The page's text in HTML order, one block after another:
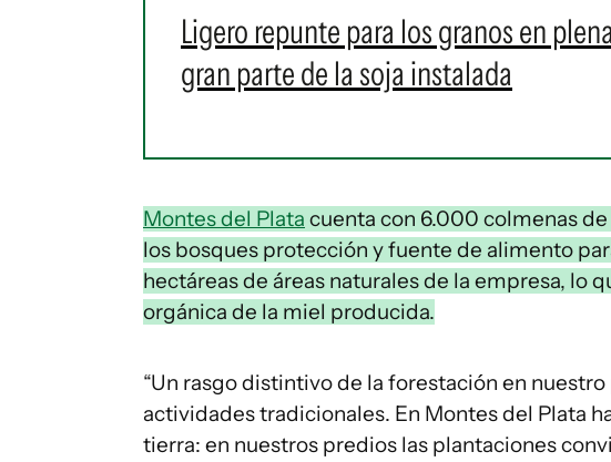
Ligero repunte para los granos en
gran parte de la soja instalada
Montes del Plata cuenta con 6.000 colmenas
los bosques protección y fuente de alimento
hectáreas de áreas naturales de la empresa, lo
orgánica de la miel producida.
“Un rasgo distintivo de la forestación en
actividades tradicionales. En Montes del Plata
tierra: en nuestros predios las plantaciones